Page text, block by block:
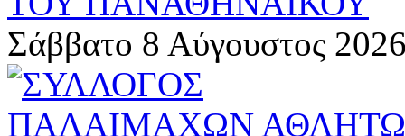
Σάββατο 8 Αύγουστος